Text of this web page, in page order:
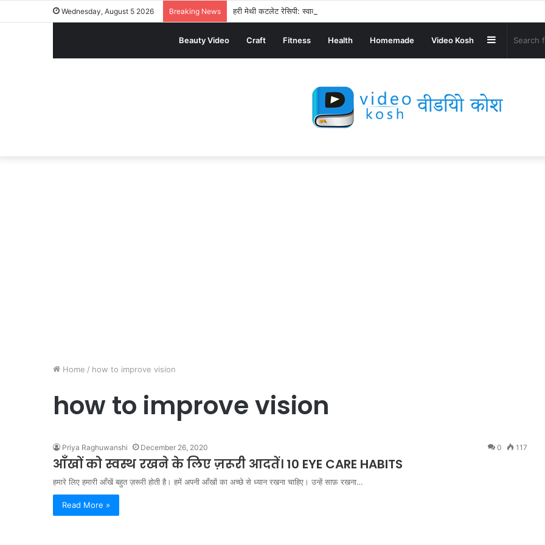
Wednesday, August 5 2026 Breaking News हरी मेथी कटलेट रेसिपी: स्वाद से भरपूर और स्वस्थ नाश्ता बनाएं!
Beauty Video Craft Fitness Health Homemade Video Kosh Sidebar
Home / how to improve vision
how to improve vision
Priya Raghuwanshi December 26, 2020 0 117
आँखों को स्वस्थ रखने के लिए ज़रूरी आदतें। 10 EYE CARE HABITS
हमारे लिए हमारी आँखें बहुत ज़रूरी होती है। हमें अपनी आँखों का अच्छे से ध्यान रखना चाहिए। उन्हें साफ़ रखना…
Read More »